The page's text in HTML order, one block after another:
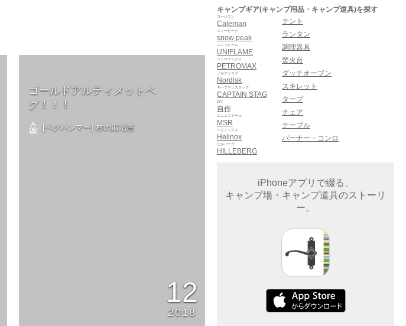
ゴールドアルティメットペ
グ！！！
[ペグハンマー] 村の鍛冶屋
12
2018
キャンプギア(キャンプ用品・キャンプ道具)を探す
Caleman
コールマン
snow peak
スノーピーク
UNIFLAME
ユニフレーム
PETROMAX
ペトロマックス
Nordisk
ノルディスク
CAPTAIN STAG
キャプテンスタッグ
自作
DIY
MSR
エムエスアール
Helinox
ヘリノックス
HILLEBERG
ヒルバーグ
テント
ランタン
調理器具
焚火台
ダッチオーブン
スキレット
タープ
チェア
テーブル
バーナー・コンロ
iPhoneアプリで綴る、
キャンプ場・キャンプ道具のストーリ
ー。